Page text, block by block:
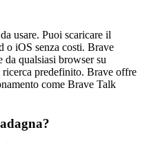
usare. Puoi scaricare il
o iOS senza costi. Brave
da qualsiasi browser su
ricerca predefinito. Brave offre
come Brave Talk